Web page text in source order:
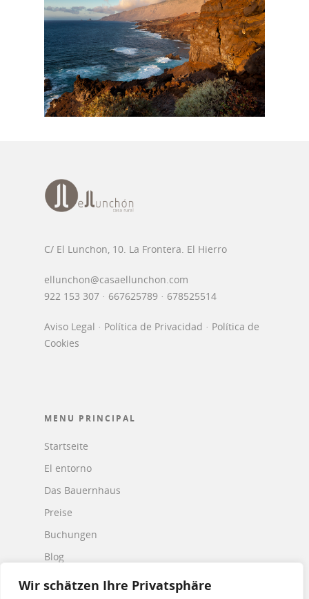
Wir schätzen Ihre Privatsphäre
C/ El Lunchon, 10. La Frontera. El Hierro
ellunchon@casaellunchon.com
922 153 307 · 667625789 · 678525514
Aviso Legal · Política de Privacidad · Política de
Cookies
MENU PRINCIPAL
Startseite
El entorno
Das Bauernhaus
Preise
Buchungen
Blog
Kontakt